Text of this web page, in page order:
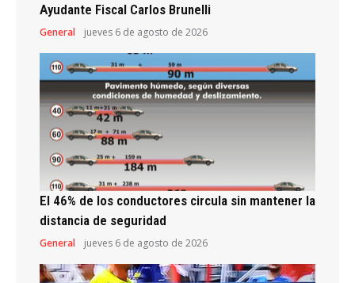
Ayudante Fiscal Carlos Brunelli
General jueves 6 de agosto de 2026
El 46% de los conductores circula sin mantener la
distancia de seguridad
General jueves 6 de agosto de 2026